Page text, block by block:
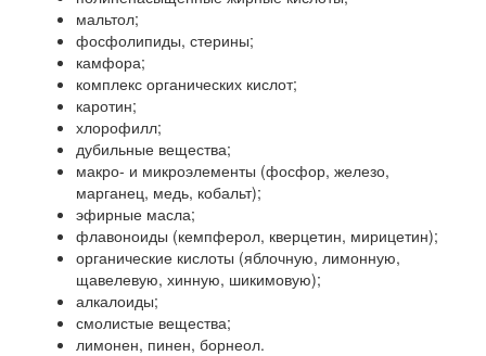
мальтол;
фосфолипиды, стерины;
камфора;
комплекс органических кислот;
каротин;
хлорофилл;
дубильные вещества;
макро- и микроэлементы (фосфор, железо,
марганец, медь, кобальт);
эфирные масла;
флавоноиды (кемпферол, кверцетин, мирицетин);
органические кислоты (яблочную, лимонную,
щавелевую, хинную, шикимовую);
алкалоиды;
смолистые вещества;
лимонен, пинен, борнеол.